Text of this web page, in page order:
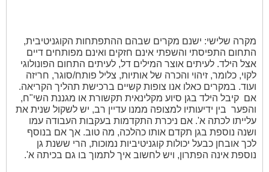
מקרה שלישי: ישנם מקרים שבהם ההתפתחות הקוגניטיבית,
התחום התפיסתי והשפתי אינם חזקים ואינם מפותחים דיים
אצל הילד. לעיתים אוצר המילים דל, לעיתים התחום הפונולוגי
לקוי, כלומר, זיהוי והכרה של אותיות, צליל פותח/סוגר, חריזה
ועוד. במקרים כאלו אנו צופות קשיים ברכישת תהליך הקריאה.
אם קיבל הילד בגן סיוע מקלינאית תקשורת או מגננת השי"ח,
והפער בין ידיעותיו למצופה ממנו עדיין רב, יש לשקול שנית את
עלייתו לכתה א'. אם ניכרת התקדמות בעקבות העבודה עמו
ושנה נוספת בגן תקדם אותו כהלכה, מה טוב. אך אם בנוסף
לכך אובחן כבעל יכולות קוגניטיביות נמוכות, הרי ששנת גן
נוספת אינה הפתרון, ויש לחשוב איך לתמוך בו גם בכיתה א'.